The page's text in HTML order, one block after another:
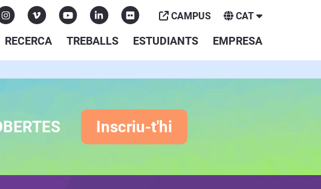
RECERCA TREBALLS ESTUDIANTS EMPRESA
CAMPUS CAT
Inscriu-t'hi